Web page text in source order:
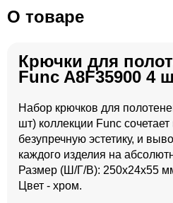
О товаре
Крючки для
Func A8F35900 4
Набор крючков для
шт) коллекции Func
безупречную эстетику, и
каждого изделия на
Размер (Ш/Г/В): 250x24x55
Цвет - хром.